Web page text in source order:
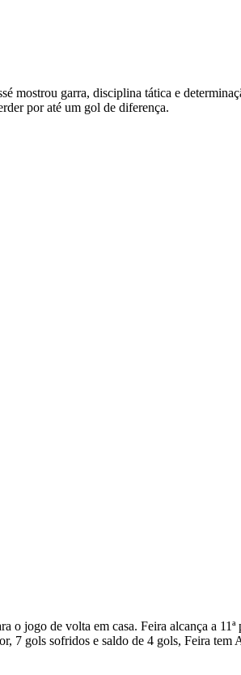
mostrou garra, disciplina tática e
por até um gol de diferença.
jogo de volta em casa. Feira alcança a 11ª
7 gols sofridos e saldo de 4 gols, Feira